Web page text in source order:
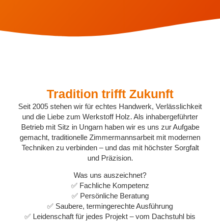
Tradition trifft Zukunft
Seit 2005 stehen wir für echtes Handwerk, Verlässlichkeit
und die Liebe zum Werkstoff Holz. Als inhabergeführter
Betrieb mit Sitz in Ungarn haben wir es uns zur Aufgabe
gemacht, traditionelle Zimmermannsarbeit mit modernen
Techniken zu verbinden – und das mit höchster Sorgfalt
und Präzision.
Was uns auszeichnet?
✅ Fachliche Kompetenz
✅ Persönliche Beratung
✅ Saubere, termingerechte Ausführung
✅ Leidenschaft für jedes Projekt – vom Dachstuhl bis